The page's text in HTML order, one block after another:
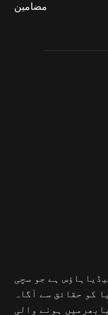
مضامین
ہے جو سچی
کو حقائق سے آگاہ
ہونے والی